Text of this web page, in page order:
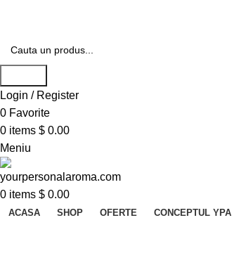
Login / Register
0 Favorite
0 items $ 0.00
Meniu
0 items $ 0.00
ACASA SHOP OFERTE CONCEPTUL YPA